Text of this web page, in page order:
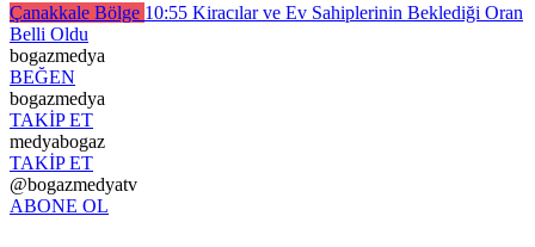
Çanakkale Bölge 10:55 Kiracılar ve Ev Sahiplerinin Beklediği Oran
Belli Oldu
bogazmedya
BEĞEN
bogazmedya
TAKİP ET
medyabogaz
TAKİP ET
@bogazmedyatv
ABONE OL